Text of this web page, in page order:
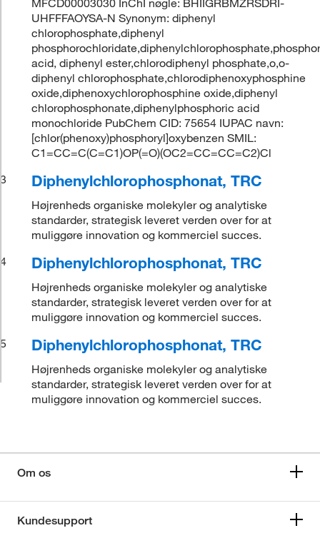
UHFFFAOYSA-N Synonym: diphenyl
chlorophosphate,diphenyl
acid, diphenyl ester,chlorodiphenyl phosphate,o,o-
diphenyl chlorophosphate,chlorodiphenoxyphosphine
oxide,diphenoxychlorophosphine oxide,diphenyl
chlorophosphonate,diphenylphosphoric acid
monochloride PubChem CID: 75654 IUPAC navn:
[chlor(phenoxy)phosphoryl]oxybenzen SMIL:
C1=CC=C(C=C1)OP(=O)(OC2=CC=CC=C2)Cl
3
Diphenylchlorophosphonat, TRC
Højrenheds organiske molekyler og analytiske
standarder, strategisk leveret verden over for at
muliggøre innovation og kommerciel succes.
4
Diphenylchlorophosphonat, TRC
Højrenheds organiske molekyler og analytiske
standarder, strategisk leveret verden over for at
muliggøre innovation og kommerciel succes.
5
Diphenylchlorophosphonat, TRC
Højrenheds organiske molekyler og analytiske
standarder, strategisk leveret verden over for at
muliggøre innovation og kommerciel succes.
Om os
Kundesupport